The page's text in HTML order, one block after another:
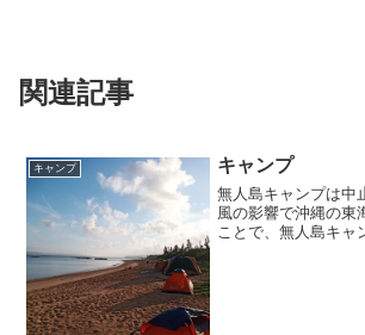
関連記事
キャンプ キャンプ
無人島キャンプは中
風の影響で沖縄の東
ことで、無人島キャ